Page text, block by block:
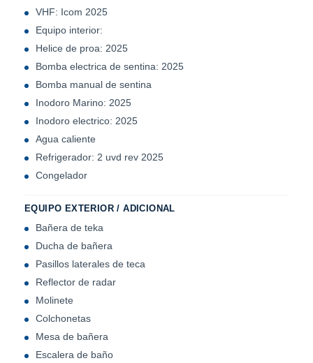
VHF: Icom 2025
Equipo interior:
Helice de proa: 2025
Bomba electrica de sentina: 2025
Bomba manual de sentina
Inodoro Marino: 2025
Inodoro electrico: 2025
Agua caliente
Refrigerador: 2 uvd rev 2025
Congelador
EQUIPO EXTERIOR / ADICIONAL
Bañera de teka
Ducha de bañera
Pasillos laterales de teca
Reflector de radar
Molinete
Colchonetas
Mesa de bañera
Escalera de baño